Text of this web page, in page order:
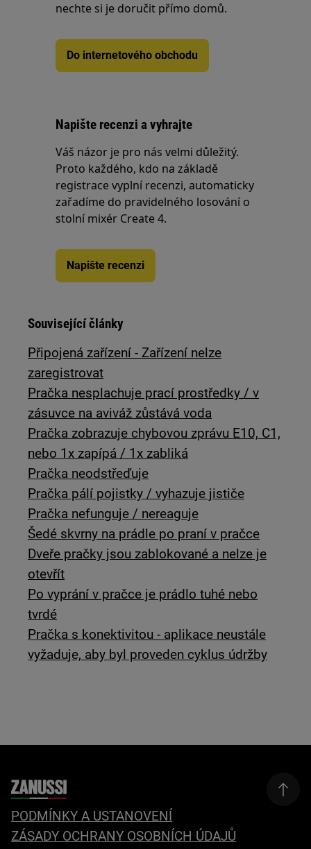
nechte si je doručit přímo domů.
Do internetového obchodu
Napište recenzi a vyhrajte
Váš názor je pro nás velmi důležitý.
Proto každého, kdo na základě
registrace vyplní recenzi, automaticky
zařadíme do pravidelného losování o
stolní mixér Create 4.
Napište recenzi
Související články
Připojená zařízení - Zařízení nelze
zaregistrovat
Pračka nesplachuje prací prostředky / v
zásuvce na aviváž zůstává voda
Pračka zobrazuje chybovou zprávu E10, C1,
nebo 1x zapípá / 1x zabliká
Pračka neodstřeďuje
Pračka pálí pojistky / vyhazuje jističe
Pračka nefunguje / nereaguje
Šedé skvrny na prádle po praní v pračce
Dveře pračky jsou zablokované a nelze je
otevřít
Po vyprání v pračce je prádlo tuhé nebo
tvrdé
Pračka s konektivitou - aplikace neustále
vyžaduje, aby byl proveden cyklus údržby
PODMÍNKY A USTANOVENÍ
ZÁSADY OCHRANY OSOBNÍCH ÚDAJŮ